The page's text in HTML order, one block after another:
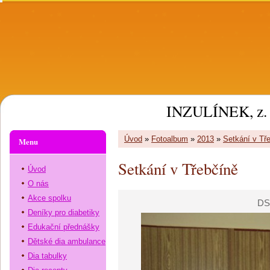
INZULÍNEK, z.
Úvod » Fotoalbum » 2013 » Setkání v
Setkání v Třebčíně
Menu
Úvod
O nás
Akce spolku
Deníky pro diabetiky
Edukační přednášky
Dětské dia ambulance
Dia tabulky